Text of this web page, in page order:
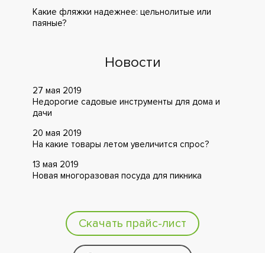
Какие фляжки надежнее: цельнолитые или
паяные?
Новости
27 мая 2019
Недорогие садовые инструменты для дома и
дачи
20 мая 2019
На какие товары летом увеличится спрос?
13 мая 2019
Новая многоразовая посуда для пикника
Скачать прайс-лист